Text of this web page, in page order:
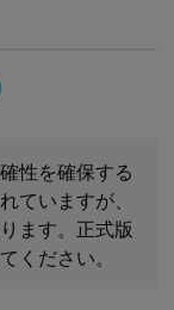
性を確保する
ていますが、
ます。正式版
ください。